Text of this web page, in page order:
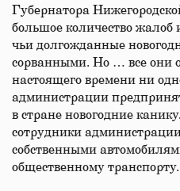
Губернатора
большое количество
чьи долгожданные
сорванными. Но … все они
настоящего времени ни
администрации
в стране новогодние
сотрудники
собственными
общественному транспорту.